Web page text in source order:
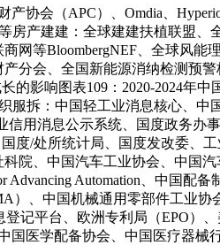
会（APC）、Omdia、
房产建建：全球建建扶植联盟、
等BloombergNEF、全球风能
分会、全国新能源消纳检测预
影响图表109：2020-2024年中
服拆：中国轻工业消息核心、中
用消息公示系统、国度政务办
/处所统计局、国度发改委、工
院、中国汽车工业协会、中国
Advancing Automation、中国配
、中国机械通用零部件工业协
记平台、欧洲专利局（EPO）
医学配备协会、中国医疗器械